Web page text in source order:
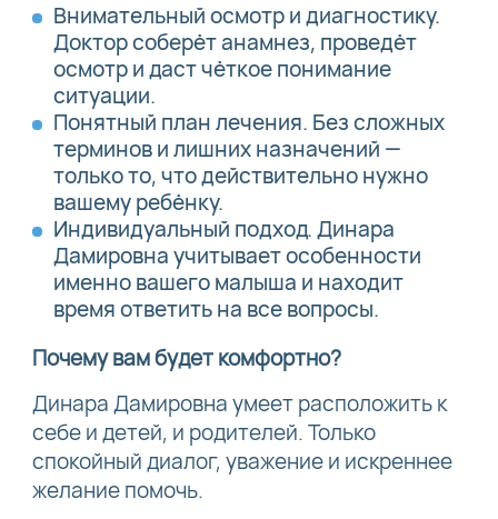
Внимательный осмотр и диагностику.
Доктор соберёт анамнез, проведёт
осмотр и даст чёткое понимание
ситуации.
Понятный план лечения. Без сложных
терминов и лишних назначений —
только то, что действительно нужно
вашему ребёнку.
Индивидуальный подход. Динара
Дамировна учитывает особенности
именно вашего малыша и находит
время ответить на все вопросы.
Почему вам будет комфортно?
Динара Дамировна умеет расположить к
себе и детей, и родителей. Только
спокойный диалог, уважение и искреннее
желание помочь.